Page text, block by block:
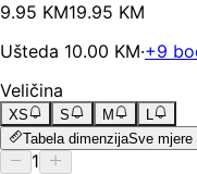
9.95 KM19.95 KM
Ušteda 10.00 KM·+9
Veličina
XS S M
L
Tabela dimenzijaSve mjere
1